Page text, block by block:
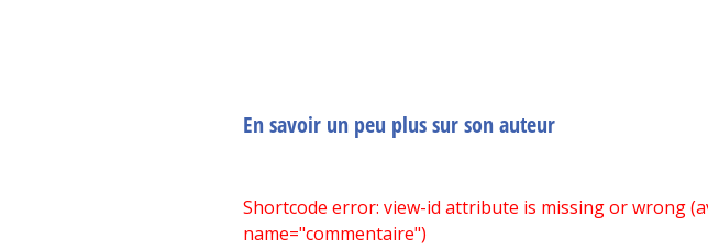
En savoir un peu plus sur son auteur
Shortcode error: view-id attribute is missing or wrong
name="commentaire")